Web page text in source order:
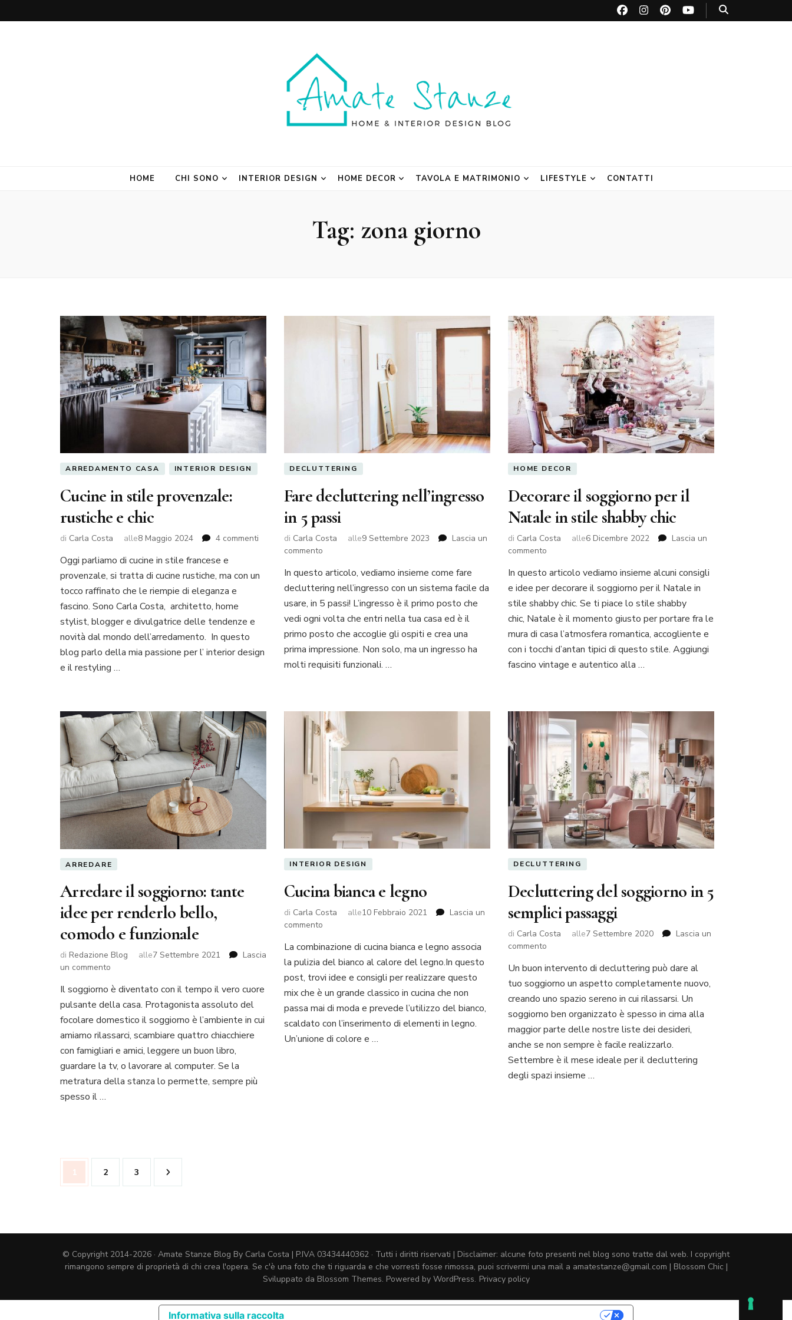
HOME CHI SONO INTERIOR DESIGN HOME DECOR TAVOLA E MATRIMONIO LIFESTYLE CONTATTI
Tag: zona giorno
ARREDAMENTO CASA INTERIOR DESIGN
Cucine in stile provenzale:
rustiche e chic
di Carla Costa alle8 Maggio 2024 4 commenti
stile
provenzale:
rustiche
Oggi parliamo di cucine in stile francese e
provenzale, si tratta di cucine rustiche, ma con un
tocco raffinato che le riempie di eleganza e
fascino. Sono Carla Costa, architetto, home
stylist, blogger e divulgatrice delle tendenze e
novità dal mondo dell’arredamento. In questo
blog parlo della mia passione per l’ interior design
e il restyling …
DECLUTTERING
Fare decluttering nell’ingresso
in 5 passi
di Carla Costa alle9 Settembre 2023
Lascia un
commentosu
decluttering
nell’ingresso
in
passi
In questo articolo, vediamo insieme come fare
decluttering nell’ingresso con un sistema facile da
usare, in 5 passi! L’ingresso è il primo posto che
vedi ogni volta che entri nella tua casa ed è il
primo posto che accoglie gli ospiti e crea una
prima impressione. Non solo, ma un ingresso ha
molti requisiti funzionali. …
HOME DECOR
Decorare il soggiorno per il
Natale in stile shabby chic
di Carla Costa alle6 Dicembre 2022
Lascia un
commentosu
il
soggiorno
per
Natale
in
stile
shabby
In questo articolo vediamo insieme alcuni consigli
e idee per decorare il soggiorno per il Natale in
stile shabby chic. Se ti piace lo stile shabby
chic, Natale è il momento giusto per portare fra le
mura di casa l’atmosfera romantica, accogliente e
con i tocchi d’antan tipici di questo stile. Aggiungi
fascino vintage e autentico alla …
ARREDARE
Arredare il soggiorno: tante
idee per renderlo bello,
comodo e funzionale
di Redazione Blog alle7 Settembre 2021
Lascia
un commento
il
soggiorno:
tante
per
renderlo
bello,
comodo
Il soggiorno è diventato con il tempo il vero cuore
pulsante della casa. Protagonista assoluto del
focolare domestico il soggiorno è l’ambiente in cui
amiamo rilassarci, scambiare quattro chiacchiere
con famigliari e amici, leggere un buon libro,
guardare la tv, o lavorare al computer. Se la
metratura della stanza lo permette, sempre più
spesso il …
INTERIOR DESIGN
Cucina bianca e legno
di Carla Costa alle10 Febbraio 2021
Lascia un
commentosu
bianca
e
legno
La combinazione di cucina bianca e legno associa
la pulizia del bianco al calore del legno.In questo
post, trovi idee e consigli per realizzare questo
mix che è un grande classico in cucina che non
passa mai di moda e prevede l’utilizzo del bianco,
scaldato con l’inserimento di elementi in legno.
Un’unione di colore e …
DECLUTTERING
Decluttering del soggiorno in 5
semplici passaggi
di Carla Costa alle7 Settembre 2020
Lascia un
commentosu
del
soggiorno
in
semplici
passaggi
Un buon intervento di decluttering può dare al
tuo soggiorno un aspetto completamente nuovo,
creando uno spazio sereno in cui rilassarsi. Un
soggiorno ben organizzato è spesso in cima alla
maggior parte delle nostre liste dei desideri,
anche se non sempre è facile realizzarlo.
Settembre è il mese ideale per il decluttering
degli spazi insieme …
Paginazione
degli
Pagina
1 Pagina
2 Pagina
3
© Copyright 2014-2026 · Amate Stanze Blog By Carla Costa | P.IVA 03434440362 · Tutti i diritti riservati | Disclaimer: alcune foto presenti nel blog sono tratte dal web. I copyright
rimangono sempre di proprietà di chi crea l'opera. Se c'è una foto che ti riguarda e che vorresti fosse rimossa, puoi scrivermi una mail a amatestanze@gmail.com | Blossom Chic |
Sviluppato da Blossom Themes. Powered by WordPress. Privacy policy
Informativa sulla raccolta